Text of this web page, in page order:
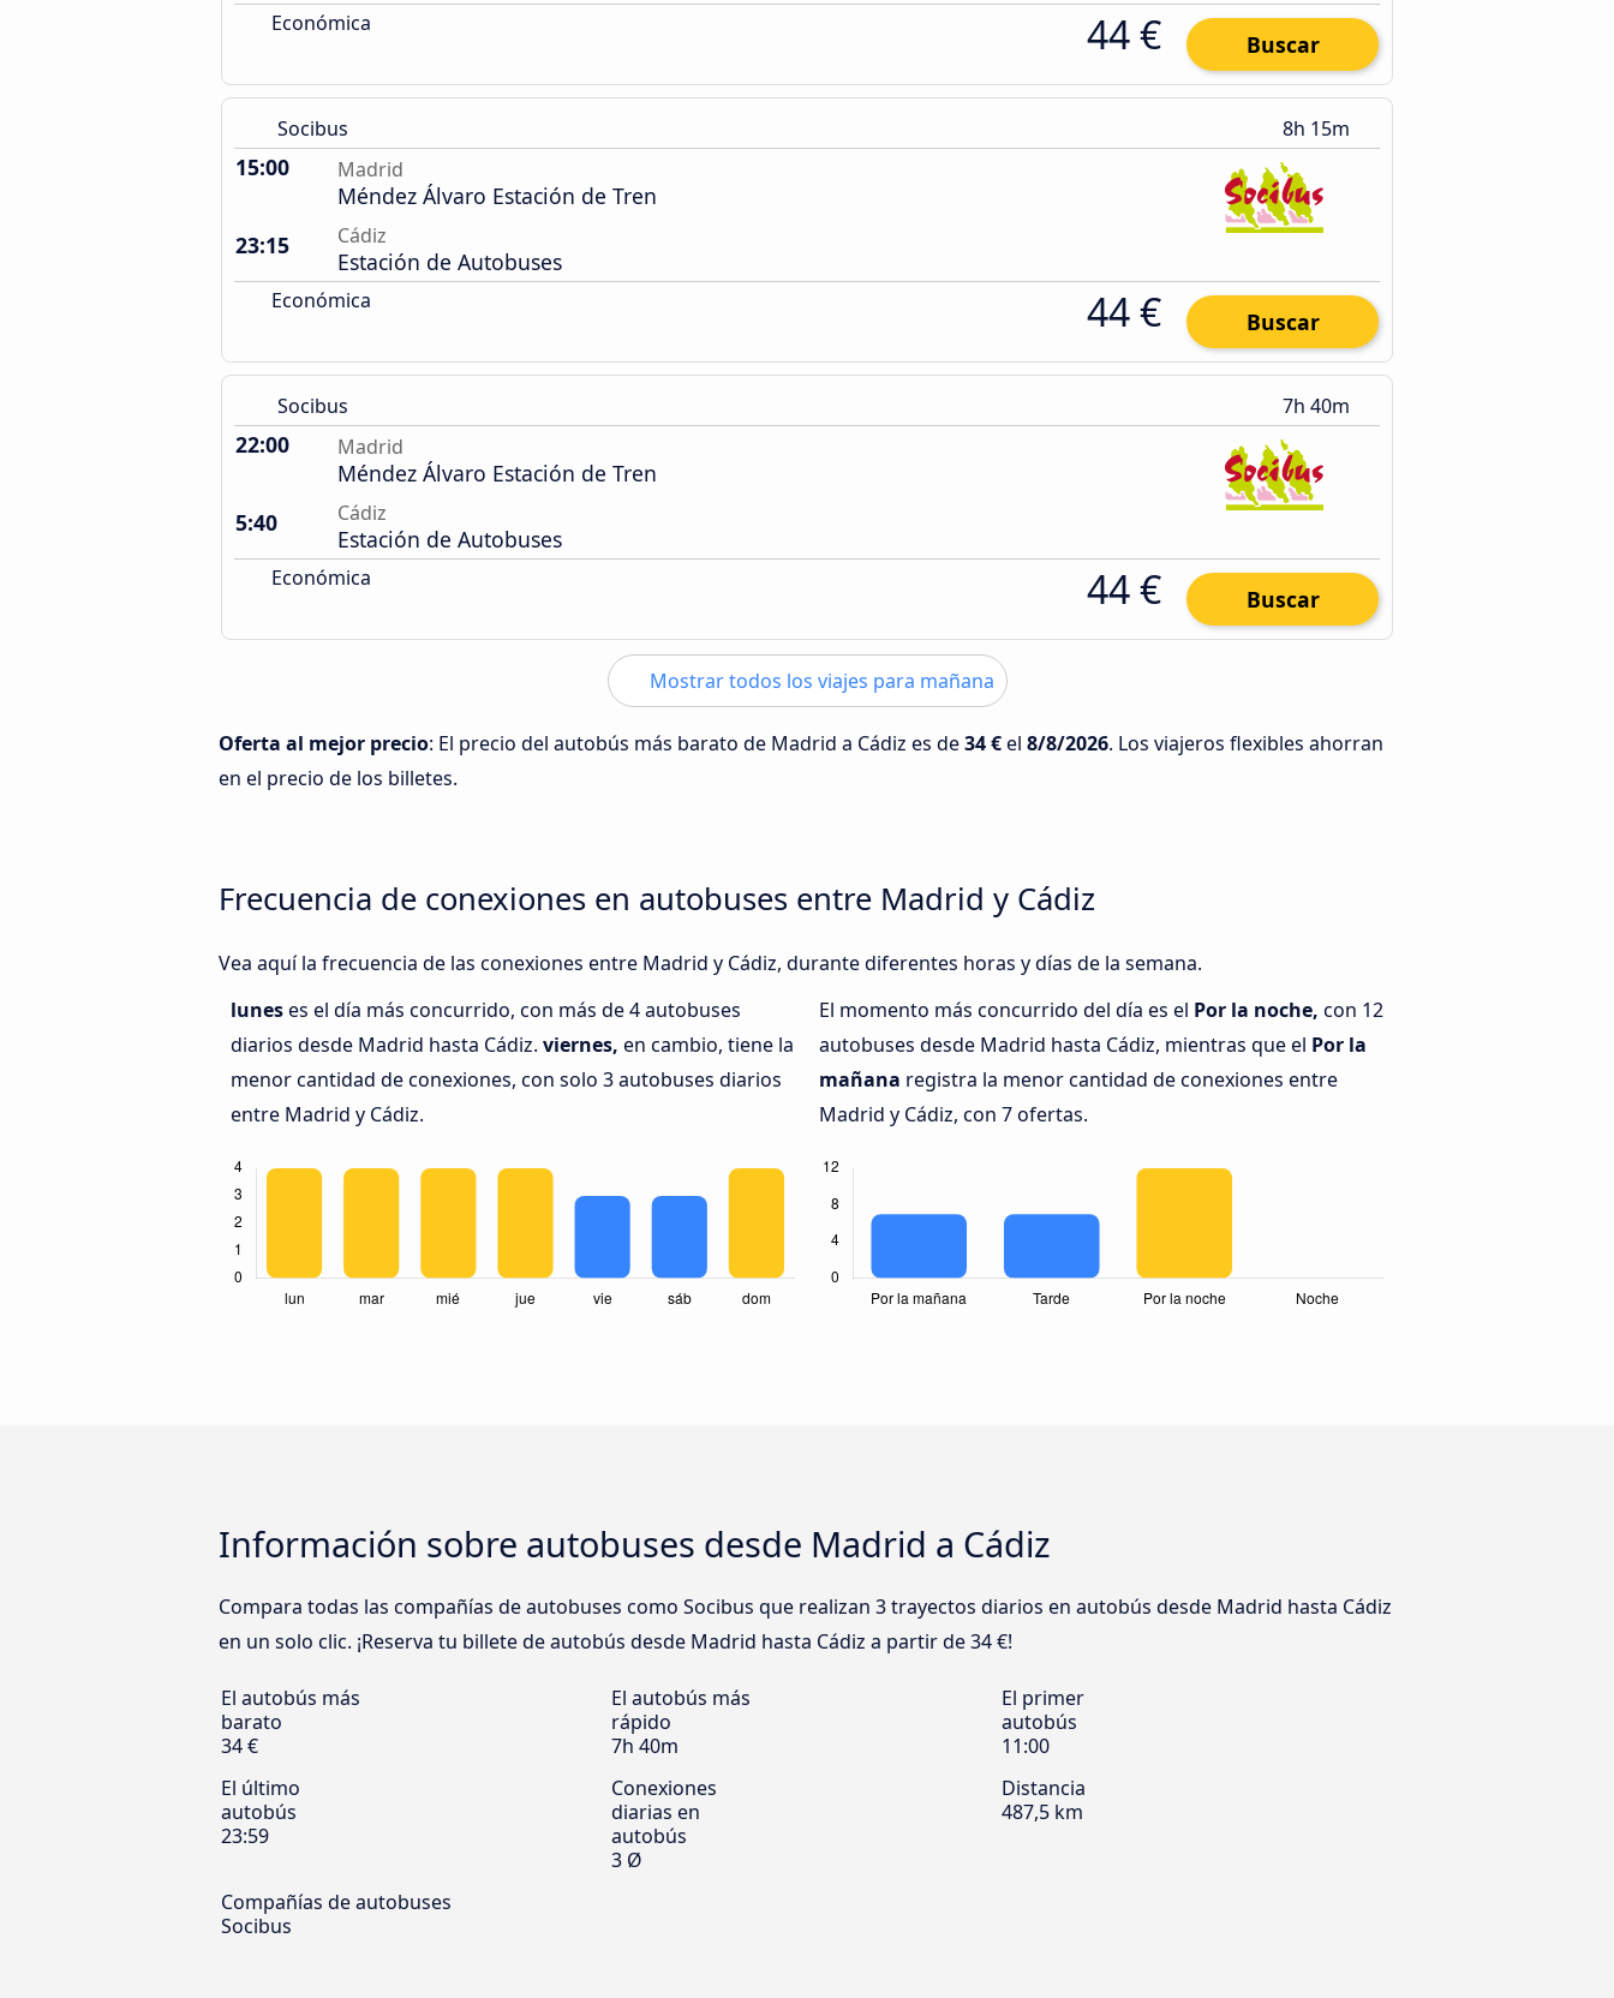
Económica 44 € Buscar
Socibus 8h 15m
15:00 Madrid
Méndez Álvaro Estación de Tren
23:15
Cádiz
Estación de Autobuses
Económica 44 € Buscar
Socibus 7h 40m
22:00 Madrid
Méndez Álvaro Estación de Tren
5:40
Cádiz
Estación de Autobuses
Económica 44 € Buscar
Mostrar todos los viajes para mañana
Oferta al mejor precio: El precio del autobús más barato de Madrid a Cádiz es de34 €el 8/8/2026. Los viajeros flexibles ahorran
en el precio de los billetes.
Frecuencia de conexiones en autobuses entre Madrid y Cádiz
Vea aquí la frecuencia de las conexiones entre Madrid y Cádiz, durante diferentes horas y días de la semana.
luneses el día más concurrido, con más de 4 autobuses
diarios desde Madrid hasta Cádiz. viernes, en cambio, tiene la
menor cantidad de conexiones, con solo 3 autobuses diarios
entre Madrid y Cádiz.
El momento más concurrido del día es el Por la noche, con 12
autobuses desde Madrid hasta Cádiz, mientras que el Por la
mañana registra la menor cantidad de conexiones entre
Madrid y Cádiz, con 7 ofertas.
Información sobre autobuses desde Madrid a Cádiz
Compara todas las compañías de autobuses como Socibus que realizan 3 trayectos diarios en autobús desde Madrid hasta Cádiz
en un solo clic. ¡Reserva tu billete de autobús desde Madrid hasta Cádiz a partir de 34 €!
El autobús más
barato
34 €
El autobús más
rápido
7h 40m
El primer
autobús
11:00
El último
autobús
23:59
Conexiones
diarias en
autobús
3 Ø
Distancia
487,5 km
Compañías de autobuses
Socibus